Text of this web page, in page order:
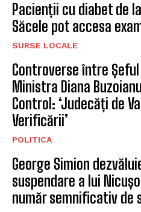
Pacienții cu diabet de
Săcele pot accesa
SURSE LOCALE
Controverse între
Ministra Diana
Control: ‘Judecăți de
Verificării’
POLITICA
George Simion
suspendare a lui
număr semnificativ de